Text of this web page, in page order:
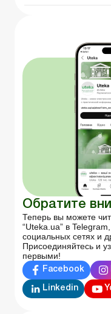
Обратите
Теперь вы можете
“Uteka.ua” в
социальных сетях и
Присоединяйтесь и
первыми!
Facebook
Linkedin